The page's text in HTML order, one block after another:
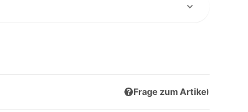
Frage zum Artikel